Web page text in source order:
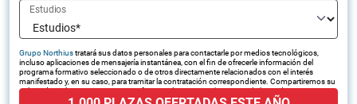
Estudios
Grupo Northiustratará sus datos personales para contactarle por medios tecnológicos,
incluso aplicaciones de mensajería instantánea, con el fin de ofrecerle información del
programa formativo seleccionado o de otros directamente relacionados con el interés
manifestado y, en su caso, para tramitar la contratación correspondiente. Compartiremos su
solicitud con las empresas que conforman el
puedan hacerle llegar la mejor oferta de productos y servicios de acuerdo a su petición.